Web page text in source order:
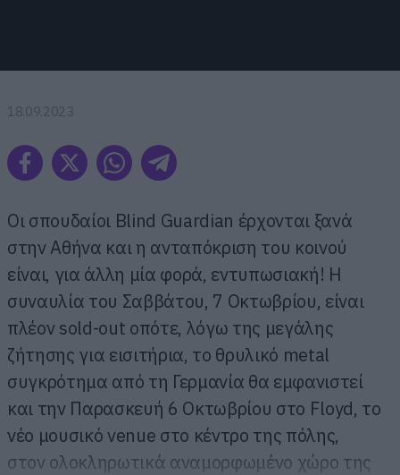
18.09.2023
Οι σπουδαίοι Blind Guardian έρχονται ξανά
στην Αθήνα και η ανταπόκριση του κοινού
είναι, για άλλη μία φορά, εντυπωσιακή! Η
συναυλία του Σαββάτου, 7 Οκτωβρίου, είναι
πλέον sold-out οπότε, λόγω της μεγάλης
ζήτησης για εισιτήρια, το θρυλικό metal
συγκρότημα από τη Γερμανία θα εμφανιστεί
και την Παρασκευή 6 Οκτωβρίου στο Floyd, το
νέο μουσικό venue στο κέντρο της πόλης,
στον ολοκληρωτικά αναμορφωμένο χώρο της